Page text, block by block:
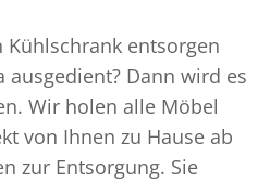
entsorgen
ausgedient? Dann wird es
Wir holen alle Möbel
von Ihnen zu Hause ab
zur Entsorgung. Sie